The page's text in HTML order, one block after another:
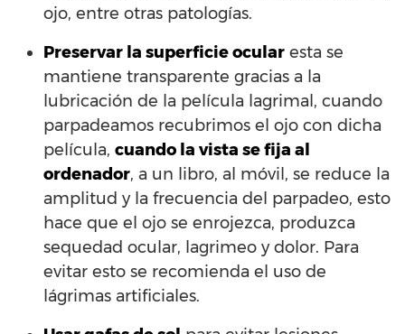
ojo, entre otras patologías.
Preservar la superficie ocular esta se
mantiene transparente gracias a la
lubricación de la película lagrimal, cuando
parpadeamos recubrimos el ojo con dicha
película, cuando la vista se fija al
ordenador, a un libro, al móvil, se reduce la
amplitud y la frecuencia del parpadeo, esto
hace que el ojo se enrojezca, produzca
sequedad ocular, lagrimeo y dolor. Para
evitar esto se recomienda el uso de
lágrimas artificiales.